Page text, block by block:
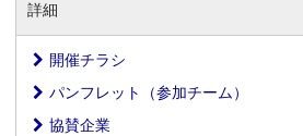
詳細
開催チラシ
パンフレット（参加チーム）
協賛企業